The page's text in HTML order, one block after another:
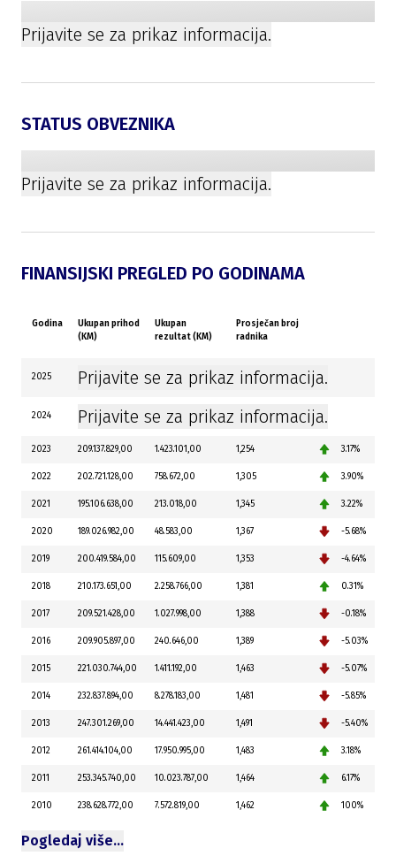
Prijavite se za prikaz informacija.
STATUS OBVEZNIKA
Prijavite se za prikaz informacija.
FINANSIJSKI PREGLED PO GODINAMA
Godina
Ukupan prihod
(KM)
Ukupan
rezultat (KM)
Prosječan broj
radnika
2025 Prijavite se za prikaz informacija.
2024 Prijavite se za prikaz informacija.
2023 209.137.829,00 1.423.101,00 1,254 3.17%
2022 202.721.128,00 758.672,00 1,305 3.90%
2021 195.106.638,00 213.018,00 1,345 3.22%
2020 189.026.982,00 48.583,00 1,367 -5.68%
2019 200.419.584,00 115.609,00 1,353 -4.64%
2018 210.173.651,00 2.258.766,00 1,381 0.31%
2017 209.521.428,00 1.027.998,00 1,388 -0.18%
2016 209.905.897,00 240.646,00 1,389 -5.03%
2015 221.030.744,00 1.411.192,00 1,463 -5.07%
2014 232.837.894,00 8.278.183,00 1,481 -5.85%
2013 247.301.269,00 14.441.423,00 1,491 -5.40%
2012 261.414.104,00 17.950.995,00 1,483 3.18%
2011 253.345.740,00 10.023.787,00 1,464 6.17%
2010 238.628.772,00 7.572.819,00 1,462 100%
Pogledaj više…